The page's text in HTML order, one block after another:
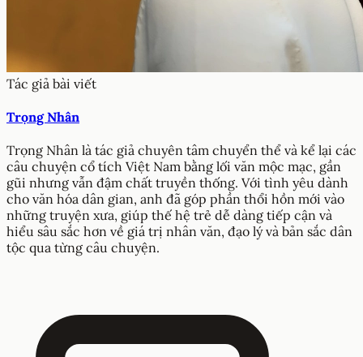
Tác giả bài viết
Trọng Nhân
Trọng Nhân là tác giả chuyên tâm chuyển thể và kể lại các
câu chuyện cổ tích Việt Nam bằng lối văn mộc mạc, gần
gũi nhưng vẫn đậm chất truyền thống. Với tình yêu dành
cho văn hóa dân gian, anh đã góp phần thổi hồn mới vào
những truyện xưa, giúp thế hệ trẻ dễ dàng tiếp cận và
hiểu sâu sắc hơn về giá trị nhân văn, đạo lý và bản sắc dân
tộc qua từng câu chuyện.